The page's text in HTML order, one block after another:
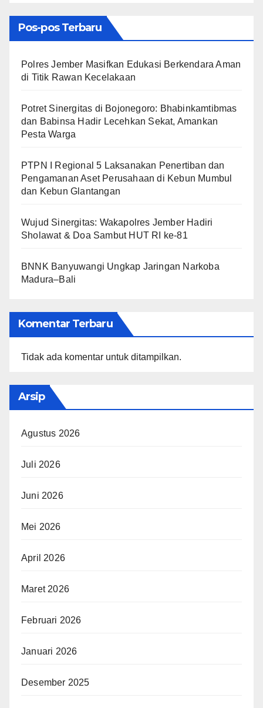
Pos-pos Terbaru
Polres Jember Masifkan Edukasi Berkendara Aman
di Titik Rawan Kecelakaan
​Potret Sinergitas di Bojonegoro: Bhabinkamtibmas
dan Babinsa Hadir Lecehkan Sekat, Amankan
Pesta Warga
PTPN I Regional 5 Laksanakan Penertiban dan
Pengamanan Aset Perusahaan di Kebun Mumbul
dan Kebun Glantangan
Wujud Sinergitas: Wakapolres Jember Hadiri
Sholawat & Doa Sambut HUT RI ke-81
BNNK Banyuwangi Ungkap Jaringan Narkoba
Madura–Bali
Komentar Terbaru
Tidak ada komentar untuk ditampilkan.
Arsip
Agustus 2026
Juli 2026
Juni 2026
Mei 2026
April 2026
Maret 2026
Februari 2026
Januari 2026
Desember 2025